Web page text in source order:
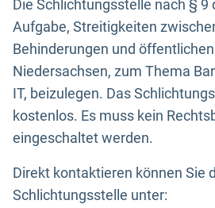
Die Schlichtungsstelle nach § 9
Aufgabe, Streitigkeiten
Behinderungen und
Niedersachsen, zum Thema
IT, beizulegen. Das
kostenlos. Es muss kein
eingeschaltet werden.
Direkt kontaktieren können Sie
Schlichtungsstelle unter: